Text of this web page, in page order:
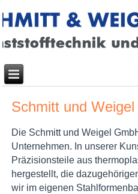
Schmitt und
Die Schmitt und Weigel
Unternehmen. In unserer
Präzisionsteile aus
hergestellt, die
wir im eigenen